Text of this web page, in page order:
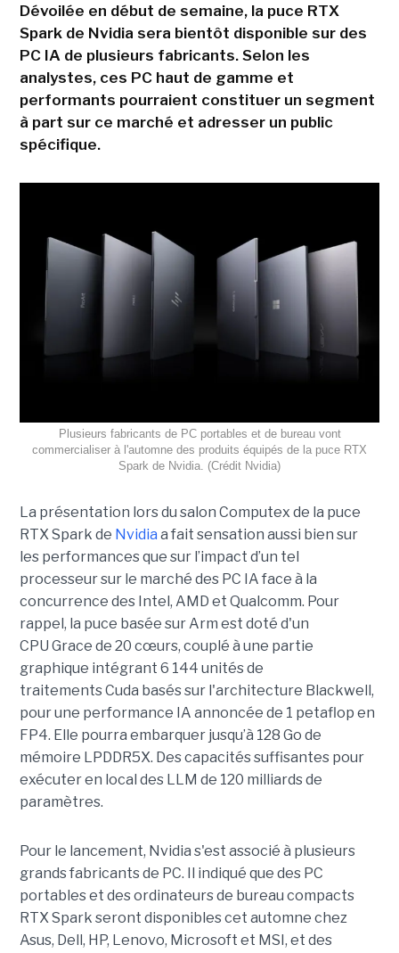
Dévoilée en début de semaine, la puce RTX
Spark de Nvidia sera bientôt disponible sur des
PC IA de plusieurs fabricants. Selon les
analystes, ces PC haut de gamme et
performants pourraient constituer un segment
à part sur ce marché et adresser un public
spécifique.
Plusieurs fabricants de PC portables et de bureau vont
commercialiser à l'automne des produits équipés de la puce RTX
Spark de Nvidia. (Crédit Nvidia)
La présentation lors du salon Computex de la puce
RTX Spark de Nvidia a fait sensation aussi bien sur
les performances que sur l’impact d’un tel
processeur sur le marché des PC IA face à la
concurrence des Intel, AMD et Qualcomm. Pour
rappel, la puce basée sur Arm est doté d'un
CPU Grace de 20 cœurs, couplé à une partie
graphique intégrant 6 144 unités de
traitements Cuda basés sur l'architecture Blackwell,
pour une performance IA annoncée de 1 petaflop en
FP4. Elle pourra embarquer jusqu’à 128 Go de
mémoire LPDDR5X. Des capacités suffisantes pour
exécuter en local des LLM de 120 milliards de
paramètres.
Pour le lancement, Nvidia s'est associé à plusieurs
grands fabricants de PC. Il indiqué que des PC
portables et des ordinateurs de bureau compacts
RTX Spark seront disponibles cet automne chez
Asus, Dell, HP, Lenovo, Microsoft et MSI, et des